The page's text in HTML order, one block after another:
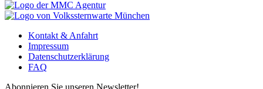
Kontakt & Anfahrt
Impressum
Datenschutzerklärung
FAQ